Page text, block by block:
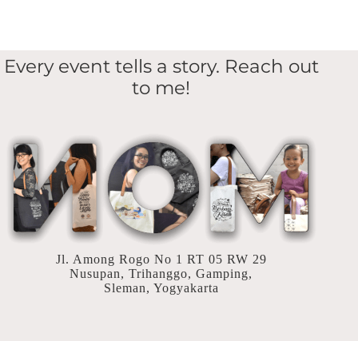
Every event tells a story. Reach out
to me!
Jl. Among Rogo No 1 RT 05 RW 29
Nusupan, Trihanggo, Gamping,
Sleman, Yogyakarta